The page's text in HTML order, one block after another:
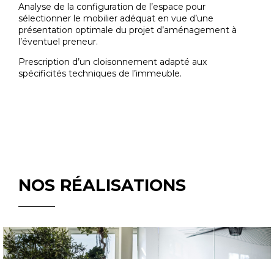
Analyse de la configuration de l’espace pour
sélectionner le mobilier adéquat en vue d’une
présentation optimale du projet d’aménagement à
l’éventuel preneur.
Prescription d’un cloisonnement adapté aux
spécificités techniques de l’immeuble.
NOS RÉALISATIONS